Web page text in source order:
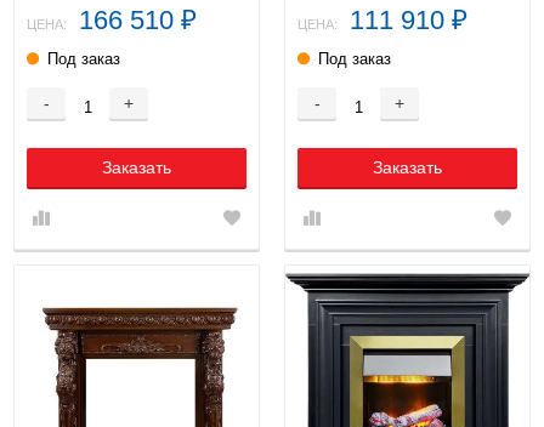
ЦЕНА: 166 510 ₽
Под заказ
- +
Заказать
ЦЕНА: 111 910 ₽
Под заказ
- +
Заказать